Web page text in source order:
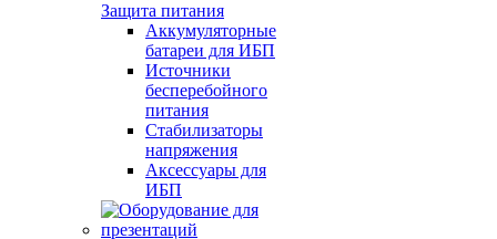
Защита питания
Аккумуляторные
батареи для ИБП
Источники
бесперебойного
питания
Стабилизаторы
напряжения
Аксессуары для
ИБП